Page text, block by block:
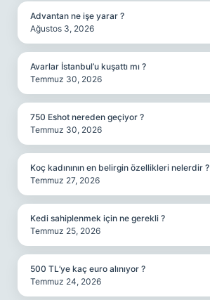
Advantan ne işe yarar ?
Ağustos 3, 2026
Avarlar İstanbul’u kuşattı mı ?
Temmuz 30, 2026
750 Eshot nereden geçiyor ?
Temmuz 30, 2026
Koç kadınının en belirgin özellikleri nelerdir ?
Temmuz 27, 2026
Kedi sahiplenmek için ne gerekli ?
Temmuz 25, 2026
500 TL’ye kaç euro alınıyor ?
Temmuz 24, 2026